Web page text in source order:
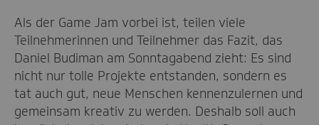
Als der Game Jam vorbei ist, teilen viele
Teilnehmerinnen und Teilnehmer das Fazit, das
Daniel Budiman am Sonntagabend zieht: Es sind
nicht nur tolle Projekte entstanden, sondern es
tat auch gut, neue Menschen kennenzulernen und
gemeinsam kreativ zu werden. Deshalb soll auch